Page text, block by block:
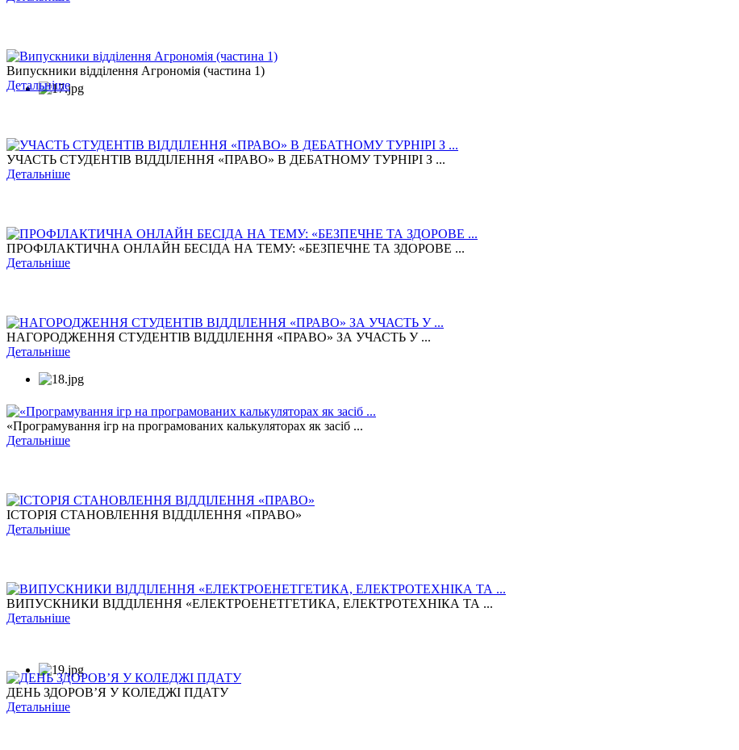
Випускники відділення Агрономія (частина 1)
Детальніше
УЧАСТЬ СТУДЕНТІВ ВІДДІЛЕННЯ «ПРАВО» В ДЕБАТНОМУ ТУРНІРІ З ...
Детальніше
ПРОФІЛАКТИЧНА ОНЛАЙН БЕСІДА НА ТЕМУ: «БЕЗПЕЧНЕ ТА ЗДОРОВЕ ...
Детальніше
НАГОРОДЖЕННЯ СТУДЕНТІВ ВІДДІЛЕННЯ «ПРАВО» ЗА УЧАСТЬ У ...
Детальніше
«Програмування ігр на програмованих калькуляторах як засіб ...
Детальніше
ІСТОРІЯ СТАНОВЛЕННЯ ВІДДІЛЕННЯ «ПРАВО»
Детальніше
ВИПУСКНИКИ ВІДДІЛЕННЯ «ЕЛЕКТРОЕНЕТГЕТИКА, ЕЛЕКТРОТЕХНІКА ТА ...
Детальніше
ДЕНЬ ЗДОРОВ’Я У КОЛЕДЖІ ПДАТУ
Детальніше